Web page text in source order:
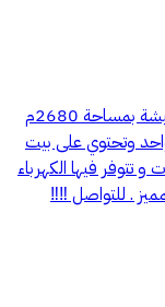
أرض مميزة للبيع تقع في مخطط شديق الجديد ببيشة بمساحة 2680م
بحوش واحد وتحتوي على بيت
فيها الكهرباء
. للتواصل ‼️‼️